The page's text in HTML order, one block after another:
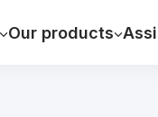
Our products